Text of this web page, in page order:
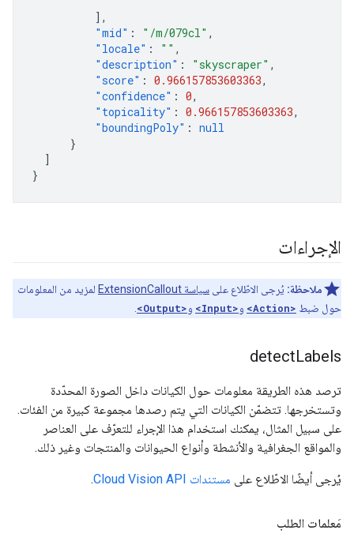
],
"mid" : "/m/079cl" ,
"locale" : "" ,
"description" : "skyscraper" ,
"score" : 0.966157853603363,
"confidence" : 0,
"topicality" : 0.966157853603363,
"boundingPoly" : null
}
]
}
الإجراءات
ملاحظة: يُرجى الاطّلاع على سياسة ExtensionCallout
لمزيد من المعلومات
حول ضبط <Action> و<Input> و<Output>
detectLabels
ترصد هذه الطريقة معلومات حول الكيانات داخل الصورة المحدّدة
وتستخرجها. تتضمّن الكيانات التي يتم رصدها مجموعة كبيرة من الفئات.
على سبيل المثال، يمكنك استخدام هذا الإجراء للتعرّف على العناصر
والمواقع الجغرافية والأنشطة وأنواع الحيوانات والمنتجات وغير ذلك.
يُرجى أيضًا الاطّلاع على مستندات Cloud Vision API .
مَعلمات الطلب